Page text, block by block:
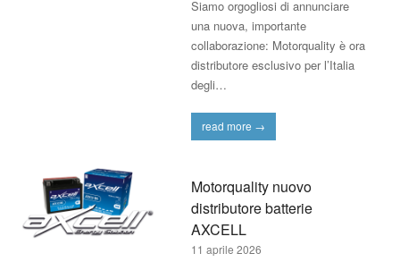
Siamo orgogliosi di annunciare
una nuova, importante
collaborazione: Motorquality è ora
distributore esclusivo per l’Italia
degli…
read more →
Motorquality nuovo
distributore batterie
AXCELL
11 aprile 2026